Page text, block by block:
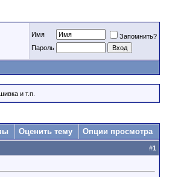
Имя
Запомнить?
Пароль
и т.п.
Оценить тему Опции просмотра
#1